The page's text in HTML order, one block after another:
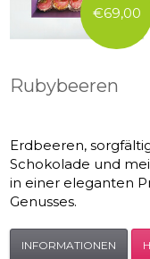
€69,00
Rubybeeren
Erdbeeren,
Schokolade und
in einer eleganten
Genusses.
INFORMATIONEN